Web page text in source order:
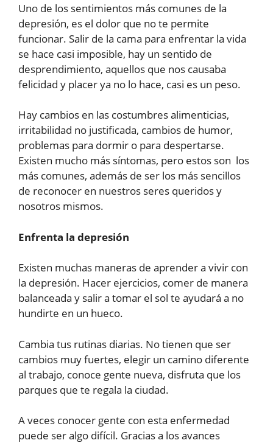
Uno de los sentimientos más comunes de la
depresión, es el dolor que no te permite
funcionar. Salir de la cama para enfrentar la vida
se hace casi imposible, hay un sentido de
desprendimiento, aquellos que nos causaba
felicidad y placer ya no lo hace, casi es un peso.
Hay cambios en las costumbres alimenticias,
irritabilidad no justificada, cambios de humor,
problemas para dormir o para despertarse.
Existen mucho más síntomas, pero estos son los
más comunes, además de ser los más sencillos
de reconocer en nuestros seres queridos y
nosotros mismos.
Enfrenta la depresión
Existen muchas maneras de aprender a vivir con
la depresión. Hacer ejercicios, comer de manera
balanceada y salir a tomar el sol te ayudará a no
hundirte en un hueco.
Cambia tus rutinas diarias. No tienen que ser
cambios muy fuertes, elegir un camino diferente
al trabajo, conoce gente nueva, disfruta que los
parques que te regala la ciudad.
A veces conocer gente con esta enfermedad
puede ser algo difícil. Gracias a los avances